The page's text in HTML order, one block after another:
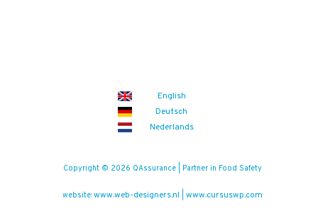
English
Deutsch
Nederlands
Copyright © 2026 QAssurance | Partner in Food Safety
website: www.web-designers.nl www.cursuswp.com